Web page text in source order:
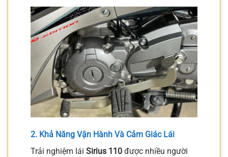
2. Khả Năng Vận Hành Và Cảm Giác Lái
Trải nghiệm lái Sirius 110 được nhiều người